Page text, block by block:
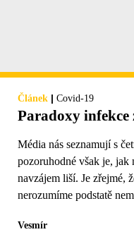
Článek | Covid-19
Paradoxy infekce
Média nás seznamují s
pozoruhodné však je, jak
navzájem liší. Je zřejmé,
nerozumíme podstatě
Vesmír